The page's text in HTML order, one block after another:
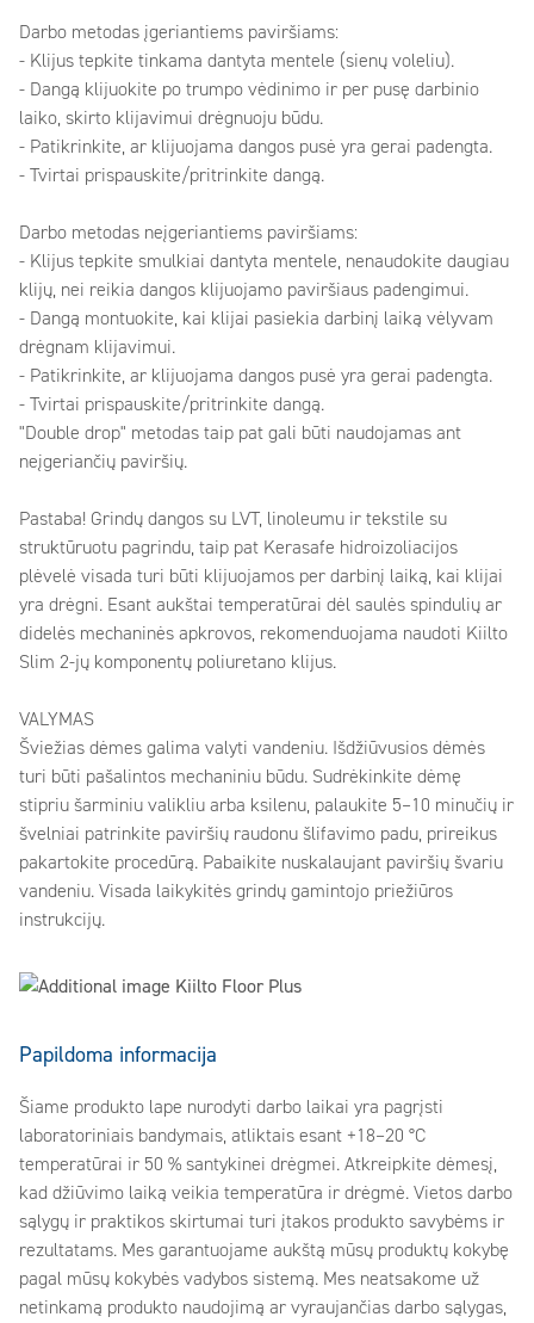
Darbo metodas įgeriantiems paviršiams:
- Klijus tepkite tinkama dantyta mentele (sienų voleliu).
- Dangą klijuokite po trumpo vėdinimo ir per pusę darbinio
laiko, skirto klijavimui drėgnuoju būdu.
- Patikrinkite, ar klijuojama dangos pusė yra gerai padengta.
- Tvirtai prispauskite/pritrinkite dangą.
Darbo metodas neįgeriantiems paviršiams:
- Klijus tepkite smulkiai dantyta mentele, nenaudokite daugiau
klijų, nei reikia dangos klijuojamo paviršiaus padengimui.
- Dangą montuokite, kai klijai pasiekia darbinį laiką vėlyvam
drėgnam klijavimui.
- Patikrinkite, ar klijuojama dangos pusė yra gerai padengta.
- Tvirtai prispauskite/pritrinkite dangą.
"Double drop" metodas taip pat gali būti naudojamas ant
neįgeriančių paviršių.
Pastaba! Grindų dangos su LVT, linoleumu ir tekstile su
struktūruotu pagrindu, taip pat Kerasafe hidroizoliacijos
plėvelė visada turi būti klijuojamos per darbinį laiką, kai klijai
yra drėgni. Esant aukštai temperatūrai dėl saulės spindulių ar
didelės mechaninės apkrovos, rekomenduojama naudoti Kiilto
Slim 2-jų komponentų poliuretano klijus.
VALYMAS
Šviežias dėmes galima valyti vandeniu. Išdžiūvusios dėmės
turi būti pašalintos mechaniniu būdu. Sudrėkinkite dėmę
stipriu šarminiu valikliu arba ksilenu, palaukite 5–10 minučių ir
švelniai patrinkite paviršių raudonu šlifavimo padu, prireikus
pakartokite procedūrą. Pabaikite nuskalaujant paviršių švariu
vandeniu. Visada laikykitės grindų gamintojo priežiūros
instrukcijų.
Papildoma informacija
Šiame produkto lape nurodyti darbo laikai yra pagrįsti
laboratoriniais bandymais, atliktais esant +18–20 °C
temperatūrai ir 50 % santykinei drėgmei. Atkreipkite dėmesį,
kad džiūvimo laiką veikia temperatūra ir drėgmė. Vietos darbo
sąlygų ir praktikos skirtumai turi įtakos produkto savybėms ir
rezultatams. Mes garantuojame aukštą mūsų produktų kokybę
pagal mūsų kokybės vadybos sistemą. Mes neatsakome už
netinkamą produkto naudojimą ar vyraujančias darbo sąlygas,